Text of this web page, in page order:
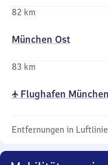
82 km
München Ost
83 km
✈ Flughafen München
Entfernungen in Luftlinie